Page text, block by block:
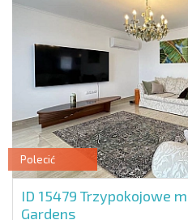
Polecić
ID 15479 Trzypokojowe
Gardens